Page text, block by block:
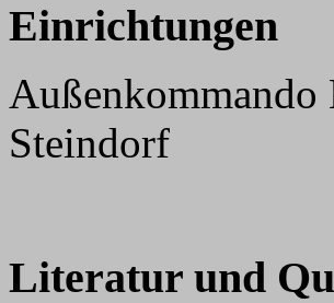
Einrichtungen
Steindorf
Literatur und